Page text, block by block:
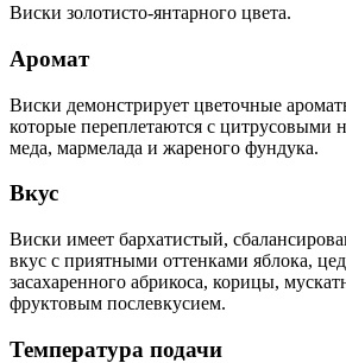
Виски золотисто-янтарного цвета.
Аромат
Виски демонстрирует цветочные
которые переплетаются с цитрусовыми
меда, мармелада и жареного фундука.
Вкус
Виски имеет бархатистый,
вкус с приятными оттенками яблока,
засахаренного абрикоса, корицы,
фруктовым послевкусием.
Температура подачи